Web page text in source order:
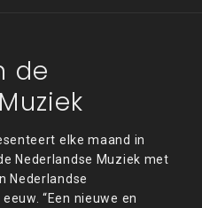
de
elke maand in
Nederlandse Muziek met
Nederlandse
“Een nieuwe en